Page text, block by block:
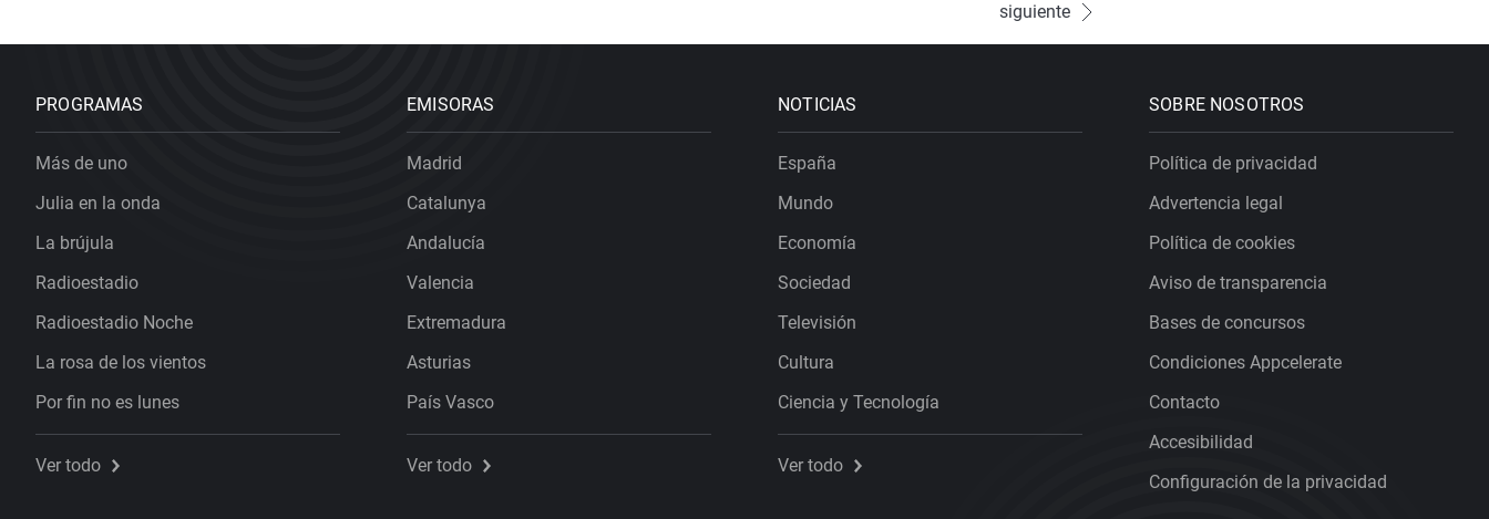
siguiente
PROGRAMAS
Más de uno
Julia en la onda
La brújula
Radioestadio
Radioestadio Noche
La rosa de los vientos
Por fin no es lunes
Ver todo
EMISORAS
Madrid
Catalunya
Andalucía
Valencia
Extremadura
Asturias
País Vasco
Ver todo
NOTICIAS
España
Mundo
Economía
Sociedad
Televisión
Cultura
Ciencia y Tecnología
Ver todo
SOBRE NOSOTROS
Política de privacidad
Advertencia legal
Política de cookies
Aviso de transparencia
Bases de concursos
Condiciones Appcelerate
Contacto
Accesibilidad
Configuración de la privacidad